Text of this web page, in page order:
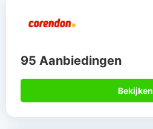
95 Aanbiedingen
Bekijken